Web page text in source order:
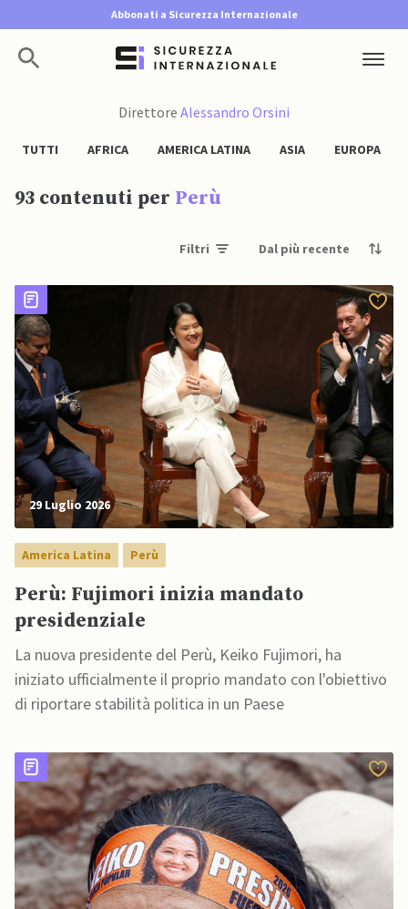
Abbonati a Sicurezza Internazionale
Direttore Alessandro Orsini
TUTTI AFRICA AMERICA LATINA ASIA EUROPA
93 contenuti per Perù
Filtri
29 Luglio 2026
America Latina Perù
Perù: Fujimori inizia mandato
presidenziale
La nuova presidente del Perù, Keiko Fujimori, ha
iniziato ufficialmente il proprio mandato con l'obiettivo
di riportare stabilità politica in un Paese